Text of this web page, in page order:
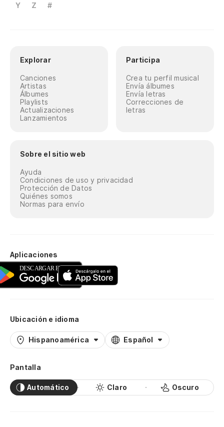
Y
Z #
Explorar
Canciones
Artistas
Álbumes
Playlists
Actualizaciones
Lanzamientos
Participa
Crea tu perfil musical
Envía álbumes
Envía letras
Correcciones de
letras
Sobre el sitio web
Ayuda
Condiciones de uso y privacidad
Protección de Datos
Quiénes somos
Normas para envío
Aplicaciones
Ubicación e idioma
Hispanoamérica Español
Pantalla
Automático Claro Oscuro